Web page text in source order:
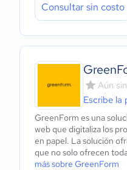
Consultar sin costo
Aún
Escribe la
GreenForm es una
web que digitaliza los
en papel. La solución
que no solo ofrecen
más sobre GreenForm